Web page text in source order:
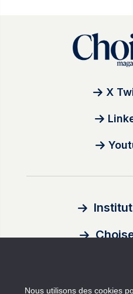
X
Nous utilisons des cookies